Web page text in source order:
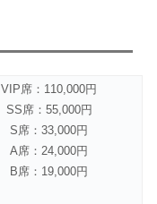
VIP席：110,000円
SS席：55,000円
S席：33,000円
A席：24,000円
B席：19,000円